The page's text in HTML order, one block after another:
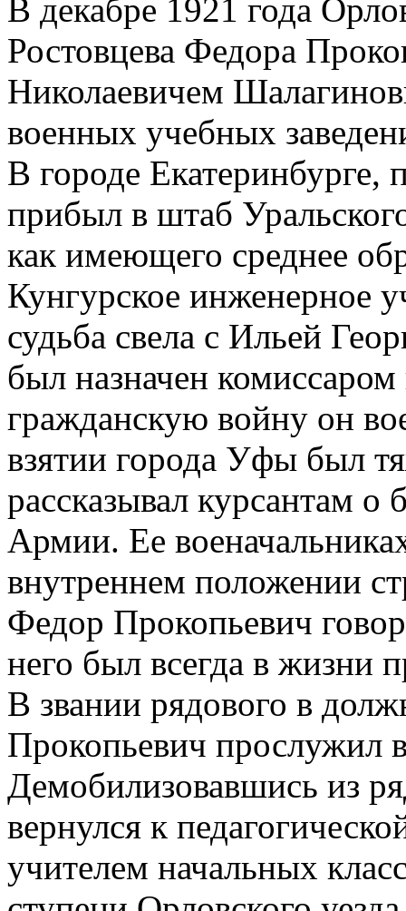
В декабре 1921 года
Ростовцева Федора
Николаевичем
военных учебных
В городе Екатеринбурге,
прибыл в штаб
как имеющего среднее
Кунгурское инженерное
судьба свела с Ильей
был назначен
гражданскую войну он
взятии города Уфы был
рассказывал курсантам о
Армии. Ее
внутреннем положении
Федор Прокопьевич
него был всегда в жизни
В звании рядового в
Прокопьевич прослужил
Демобилизовавшись из
вернулся к
учителем начальных